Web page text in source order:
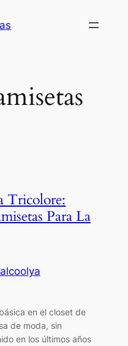
Tricolore:
Para La
en el closet de
de moda, sin
en los últimos años